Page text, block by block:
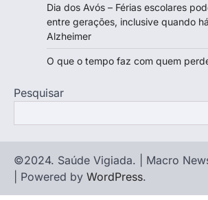
Dia dos Avós – Férias escolares
entre gerações, inclusive quando
Alzheimer
O que o tempo faz com quem
Pesquisar
©2024. Saúde Vigiada. | Macro
| Powered by WordPress.